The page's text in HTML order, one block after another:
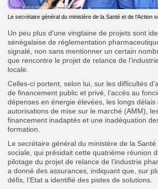
Le secrétaire général du ministère de la Santé et de l’Action
Un peu plus d’une vingtaine de projets sont
sénégalaise de réglementation
signalé, non sans mentionner un certain
que rencontre le projet de relance de
locale.
Celles-ci portent, selon lui, sur les difficultés
de financement public et privé, l’accès au
dépenses en énergie élevées, les longs
autorisations de mise sur le marché (AMM),
financement inadaptés et une inadéquation
formation.
Le secrétaire général du ministère de la Santé
sociale, qui présidait cette quatrième réunion
pilotage du projet de relance de l’industrie
a donné des assurances, indiquant que, sur
défis, l’Etat a identifié des pistes de solutions.